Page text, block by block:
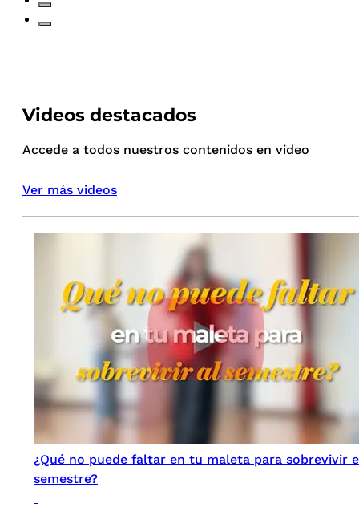
Videos destacados
Accede a todos nuestros contenidos en video
Ver más videos
¿Qué no puede faltar en tu maleta para sobrevivir
semestre?